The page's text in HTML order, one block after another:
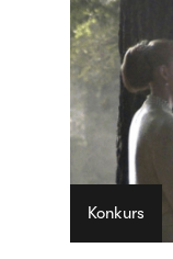
Konkurs